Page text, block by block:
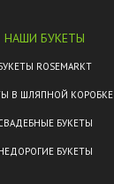
НАШИ БУКЕТЫ
ROSEMARKT
В ШЛЯПНОЙ КОРОБКЕ
БУКЕТЫ
БУКЕТЫ